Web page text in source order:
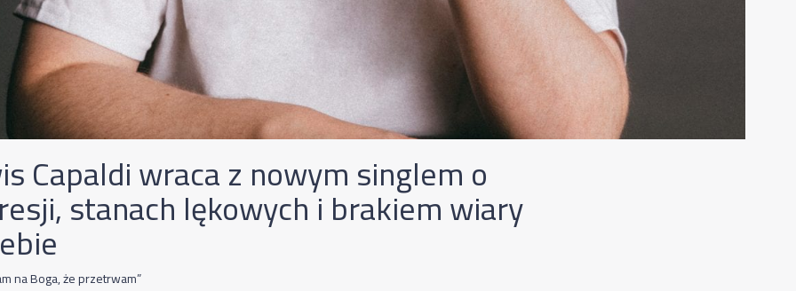
Capaldi wraca z nowym singlem o
stanach lękowych i brakiem wiary
na Boga, że przetrwam”